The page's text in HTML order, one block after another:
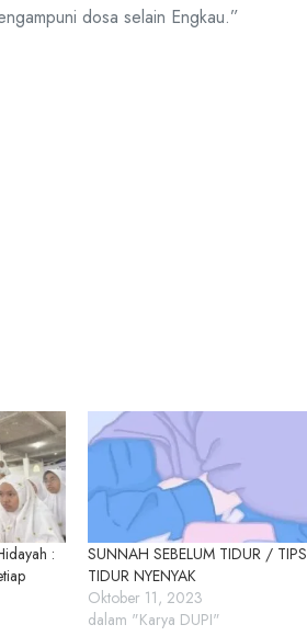
dosa selain Engkau.”
:
SUNNAH SEBELUM TIDUR / TIPS
TIDUR NYENYAK
Oktober 11, 2023
dalam "Karya DUPI"